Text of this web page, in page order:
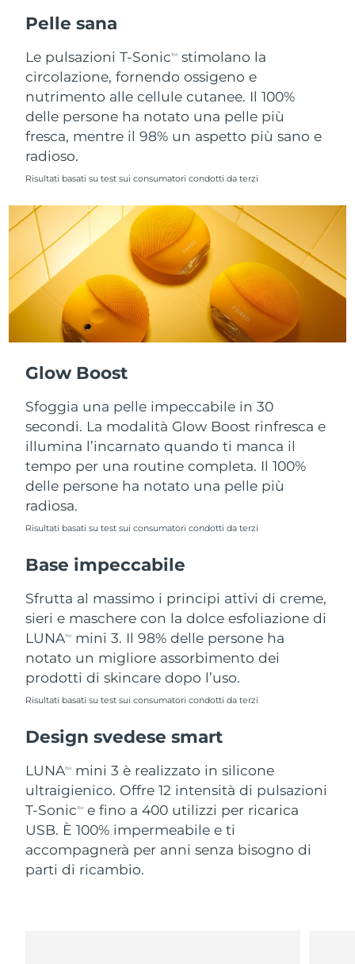
Pelle sana
Le pulsazioni T-SonicTM
stimolano la
circolazione, fornendo ossigeno e
nutrimento alle cellule cutanee. Il 100%
delle persone ha notato una pelle più
fresca, mentre il 98% un aspetto più sano e
radioso.
Risultati basati su test sui consumatori condotti da terzi
Glow Boost
Sfoggia una pelle impeccabile in 30
secondi. La modalità Glow Boost rinfresca e
illumina l’incarnato quando ti manca il
tempo per una routine completa. Il 100%
delle persone ha notato una pelle più
radiosa.
Risultati basati su test sui consumatori condotti da terzi
Base impeccabile
Sfrutta al massimo i principi attivi di creme,
sieri e maschere con la dolce esfoliazione di
LUNATM
mini 3. Il 98% delle persone ha
notato un migliore assorbimento dei
prodotti di skincare dopo l’uso.
Risultati basati su test sui consumatori condotti da terzi
Design svedese smart
LUNATM
mini 3 è realizzato in silicone
ultraigienico. Offre 12 intensità di pulsazioni
T-SonicTM
e fino a 400 utilizzi per ricarica
USB. È 100% impermeabile e ti
accompagnerà per anni senza bisogno di
parti di ricambio.
Slovacchia
Slovenia Consegna stimata
Sudafrica
Corea del Sud Consegna stimata 11/08/2026
Spagna Consegna stimata
Svezia Consegna stimata
Svizzera Consegna stimata 09/08/2026
Taiwan Consegna stimata14/08/2026
Thailandia Consegna stimata 13/08/2026
Turchia
Emirati Arabi Uniti Consegna stimata10/08/2026
Regno Unito Consegna stimata09/08/2026
Stati Uniti Consegna stimata 10/08/2026
Vietnam